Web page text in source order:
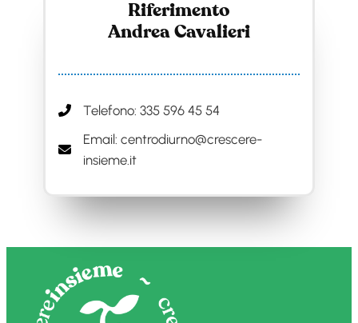
Riferimento
Andrea Cavalieri
Telefono: 335 596 45 54
Email: centrodiurno@crescere-
insieme.it